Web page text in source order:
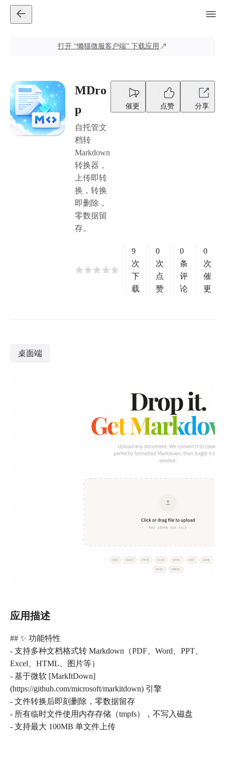
打开 “懒猫微服客户端” 下载应用
MDro
p
自托管文
档转
Markdown
转换器，
上传即转
换，转换
即删除，
零数据留
存。
催更 点赞 分享
9
次
下
载
0
次
点
赞
0
条
评
论
0
次
催
更
桌面端
应用描述
## ✨ 功能特性
- 支持多种文档格式转 Markdown（PDF、Word、PPT、
Excel、HTML、图片等）
- 基于微软 [MarkItDown]
(https://github.com/microsoft/markitdown) 引擎
- 文件转换后即刻删除，零数据留存
- 所有临时文件使用内存存储（tmpfs），不写入磁盘
- 支持最大 100MB 单文件上传